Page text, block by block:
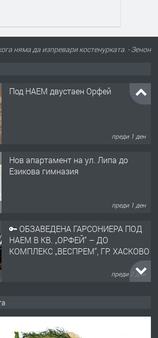
няма да изпревари костенурката. - Зенон
Под НАЕМ двустаен Орфей
преди 1 ден
Нов апартамент на ул. Липа до
Езикова гимназия
преди 1 ден
🔑 ОБЗАВЕДЕНА ГАРСОНИЕРА ПОД
НАЕМ В КВ. „ОРФЕЙ“ – ДО
КОМПЛЕКС „ВЕСПРЕМ“, ГР. ХАСКОВО
преди 2 дни
АПАРТАМЕНТ В ЦЕНТЪРА НА ГР.
ХАСКОВО